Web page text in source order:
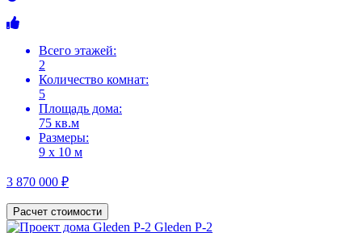
Всего этажей:
2
Количество комнат:
5
Площадь дома:
75 кв.м
Размеры:
9 х 10 м
3 870 000 ₽
Расчет стоимости